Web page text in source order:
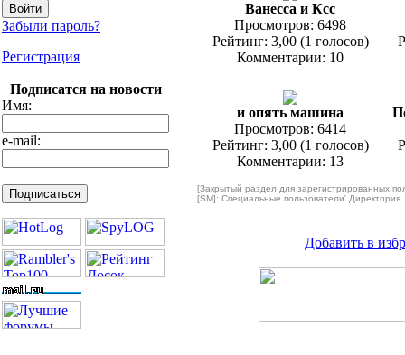
Забыли пароль?
Регистрация
Подписатся на новости
Имя:
e-mail:
Ванесса и Ксс
Просмотров: 6498
Рейтинг: 3,00 (1 голосов)
Комментарии: 10
и опять машина
Просмотров: 6414
Рейтинг: 3,00 (1 голосов)
Комментарии: 13
[Закрытый раздел для зарегистрированных
[SM]: Специальные пользователи' Директория
Добавить в